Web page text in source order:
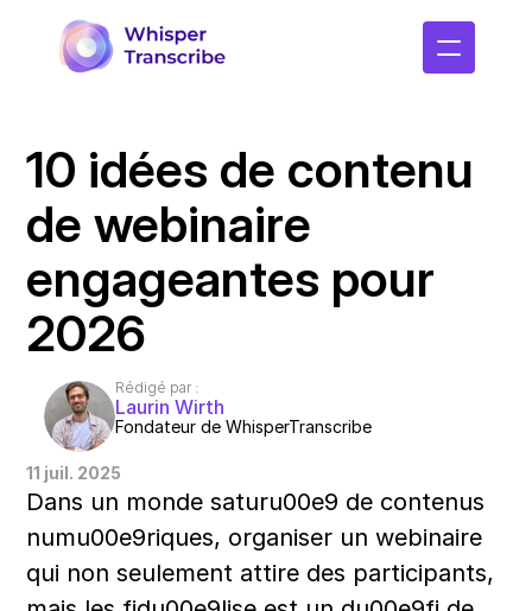
10 idées de contenu
de webinaire
engageantes pour
2026
11 juil. 2025
Dans un monde saturu00e9 de contenus
numu00e9riques, organiser un webinaire
qui non seulement attire des participants,
Rédigé par :
Laurin Wirth
Fondateur de WhisperTranscribe